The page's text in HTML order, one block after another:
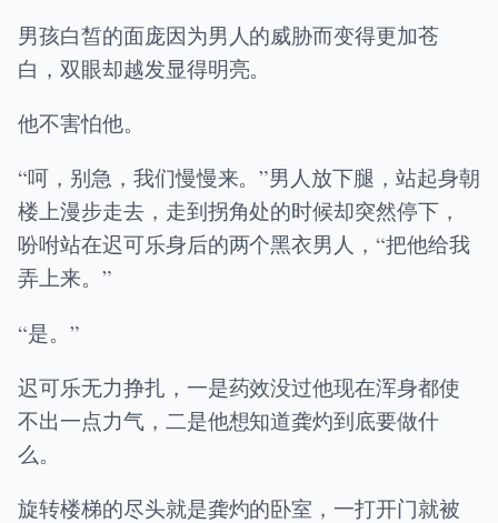
男孩白皙的面庞因为男人的威胁而变得更加苍
白，双眼却越发显得明亮。
他不害怕他。
“呵，别急，我们慢慢来。”男人放下腿，站起身朝
楼上漫步走去，走到拐角处的时候却突然停下，
吩咐站在迟可乐身后的两个黑衣男人，“把他给我
弄上来。”
“是。”
迟可乐无力挣扎，一是药效没过他现在浑身都使
不出一点力气，二是他想知道龚灼到底要做什
么。
旋转楼梯的尽头就是龚灼的卧室，一打开门就被